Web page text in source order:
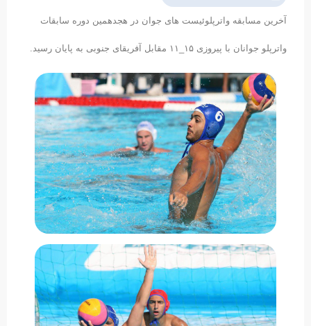
آخرین مسابقه واترپلوئیست های جوان در هجدهمین دوره سابقات
واترپلو جوانان با پیروزی ۱۵_۱۱ مقابل آفریقای جنوبی به پایان رسید.